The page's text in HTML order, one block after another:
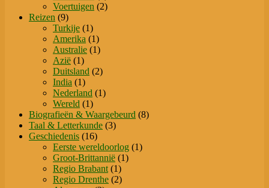
producten
Voertuigen 22
Reizen 99
producten
Turkije 11
product
Amerika 11
product
Australie 11
Azië 11
product
Duitsland 22
India 11
product
Nederland 11
Wereld 11
product
Biografieën & Waargebeurd 88
Taal & Letterkunde 33
Geschiedenis 1616
producten
Eerste wereldoorlog 11
Groot-Brittannië 11
Regio Brabant 11
product
Regio Drenthe 22